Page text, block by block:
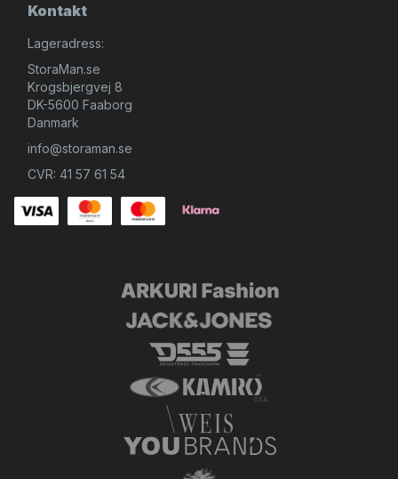
Kontakt
Lageradress:
StoraMan.se
Krogsbjergvej 8
DK-5600 Faaborg
Danmark
info@storaman.se
CVR: 41 57 61 54